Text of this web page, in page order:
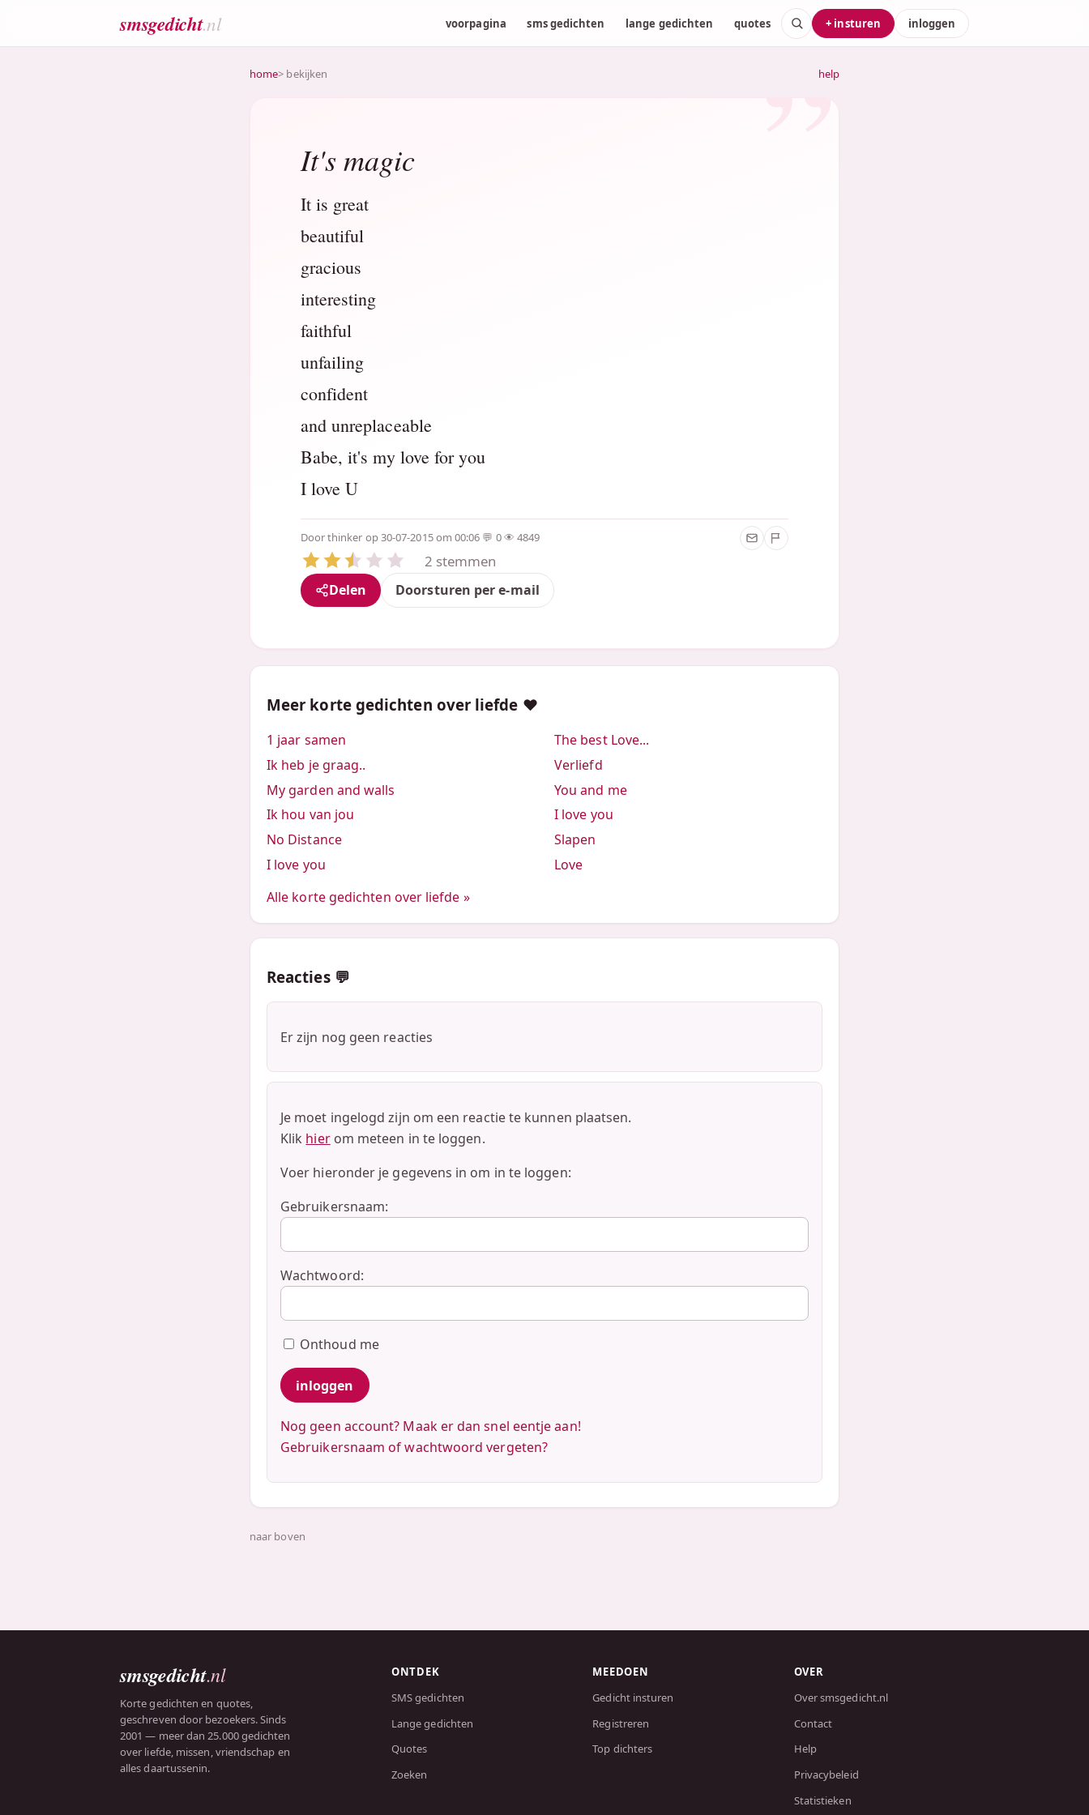
smsgedicht.nl voorpagina sms gedichten lange gedichten quotes + insturen inloggen
home> bekijken help
It's magic
It is great
beautiful
gracious
interesting
faithful
unfailing
confident
and unreplaceable
Babe, it's my love for you
I love U
Doorthinker op 30-07-2015 om 00:06 0 4849
2 stemmen
Delen Doorsturen per e-mail
Meer korte gedichten over liefde ❤️
1 jaar samen
Ik heb je graag..
My garden and walls
Ik hou van jou
No Distance
I love you
The best Love...
Verliefd
You and me
I love you
Slapen
Love
Alle korte gedichten over liefde »
Reacties 💬
Er zijn nog geen reacties
Je moet ingelogd zijn om een reactie te kunnen plaatsen.
Klik hierom meteen in te loggen.
Voer hieronder je gegevens in om in te loggen:
Gebruikersnaam:
Wachtwoord:
Onthoud me
Nog geen account? Maak er dan snel eentje aan!
Gebruikersnaam of wachtwoord vergeten?
naar boven
smsgedicht.nl
Korte gedichten en quotes,
geschreven door bezoekers. Sinds
2001 — meer dan 25.000 gedichten
over liefde, missen, vriendschap en
alles daartussenin.
ONTDEK
SMS gedichten
Lange gedichten
Quotes
Zoeken
MEEDOEN
Gedicht insturen
Registreren
Top dichters
OVER
Over smsgedicht.nl
Contact
Help
Privacybeleid
Statistieken